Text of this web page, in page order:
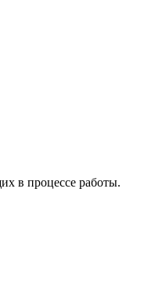
в процессе работы.